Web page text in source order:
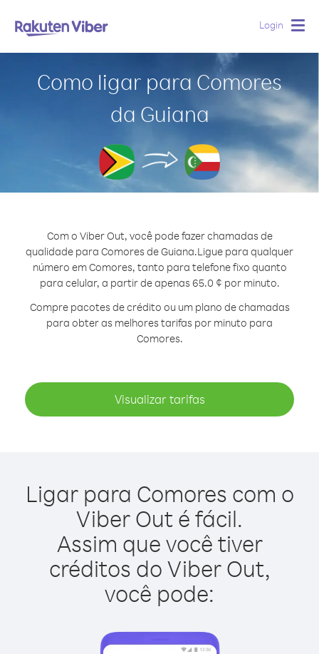
Login
Como ligar para Comores
da Guiana
Com o Viber Out, você pode fazer chamadas de
qualidade para Comores de Guiana.Ligue para qualquer
número em Comores, tanto para telefone fixo quanto
para celular, a partir de apenas 65.0 ¢ por minuto.
Compre pacotes de crédito ou um plano de chamadas
para obter as melhores tarifas por minuto para
Comores.
Visualizar tarifas
Ligar para Comores com o
Viber Out é fácil.
Assim que você tiver
créditos do Viber Out,
você pode: